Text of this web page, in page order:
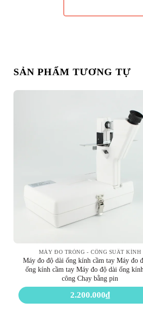
SẢN PHẨM TƯƠNG TỰ
MÁY ĐO TRÒNG - CÔNG SUẤT KÍNH
Máy đo độ dài ống kính cầm tay Máy đo
ống kính cầm tay Máy đo độ dài ống
công Chạy bằng pin
2.200.000₫